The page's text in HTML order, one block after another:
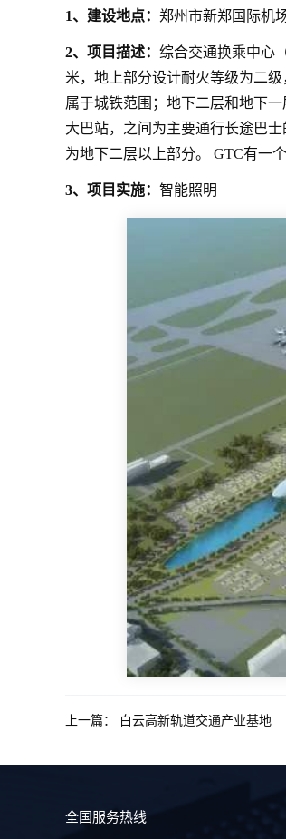
1、建设地点： 郑州市新郑国际机
2、项目描述： 综合交通换乘中心
米，地上部分设计耐火等级为二
属于城铁范围；地下二层和地下
大巴站，之间为主要通行长途巴
为地下二层以上部分。 GTC有一
3、项目实施： 智能照明
上一篇： 白云高新轨道交通产业基地
全国服务热线